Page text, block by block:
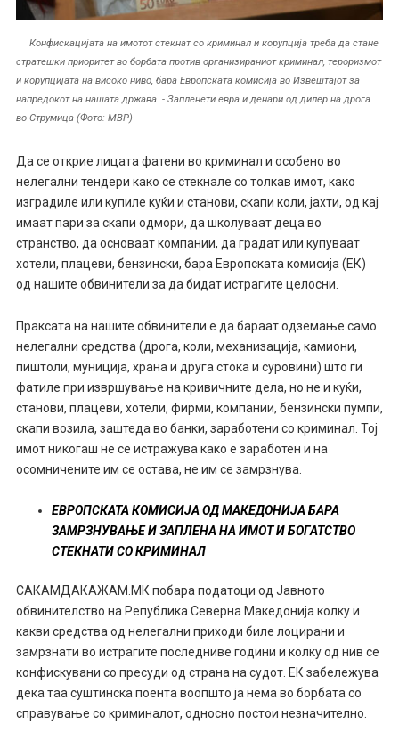
Конфискацијата на имотот стекнат со криминал и корупција треба да стане
стратешки приоритет во борбата против организираниот криминал, тероризмот
и корупцијата на високо ниво, бара Европската комисија во Извештајот за
напредокот на нашата држава. - Запленети евра и денари од дилер на дрога
во Струмица (Фото: МВР)
Да се открие лицата фатени во криминал и особено во
нелегални тендери како се стекнале со толкав имот, како
изградиле или купиле куќи и станови, скапи коли, јахти, од кај
имаат пари за скапи одмори, да школуваат деца во
странство, да основаат компании, да градат или купуваат
хотели, плацеви, бензински, бара Европската комисија (ЕК)
од нашите обвинители за да бидат истрагите целосни.
Праксата на нашите обвинители е да бараат одземање само
нелегални средства (дрога, коли, механизација, камиони,
пиштоли, муниција, храна и друга стока и суровини) што ги
фатиле при извршување на кривичните дела, но не и куќи,
станови, плацеви, хотели, фирми, компании, бензински пумпи,
скапи возила, заштеда во банки, заработени со криминал. Тој
имот никогаш не се истражува како е заработен и на
осомничените им се остава, не им се замрзнува.
ЕВРОПСКАТА КОМИСИЈА ОД МАКЕДОНИЈА БАРА
ЗАМРЗНУВАЊЕ И ЗАПЛЕНА НА ИМОТ И БОГАТСТВО
СТЕКНАТИ СО КРИМИНАЛ
САКАМДАКАЖАМ.МК побара податоци од Јавното
обвинителство на Република Северна Македонија колку и
какви средства од нелегални приходи биле лоцирани и
замрзнати во истрагите последниве години и колку од нив се
конфискувани со пресуди од страна на судот. ЕК забележува
дека таа суштинска поента воопшто ја нема во борбата со
справување со криминалот, односно постои незначително.